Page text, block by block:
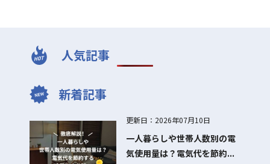
人気記事
新着記事
更新日：2026年07月10日
一人暮らしや世帯人数別の電
気使用量は？電気代を節約...